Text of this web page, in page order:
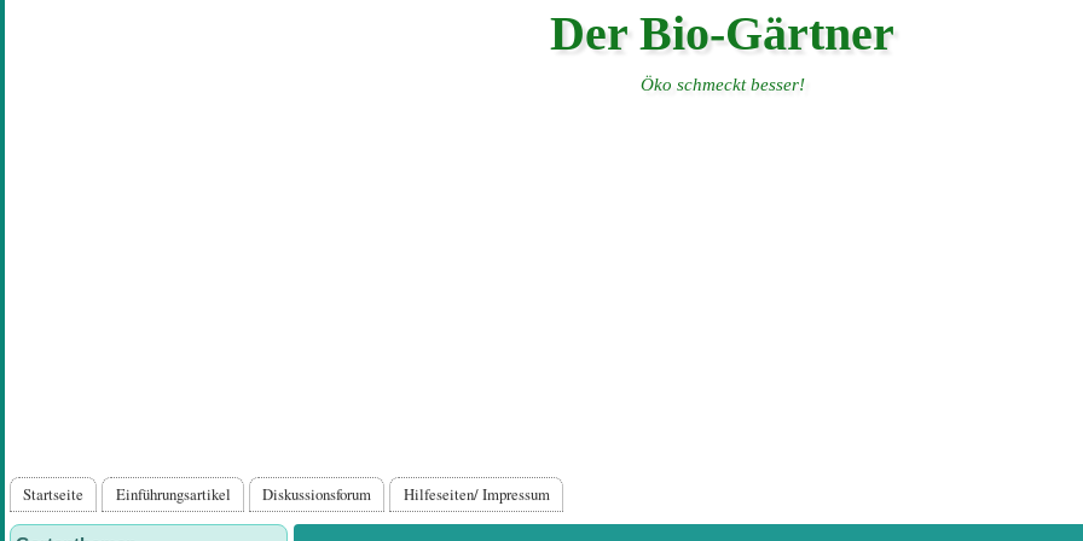
Der Bio-Gärtner
Öko schmeckt besser!
Hauptnavigation
Startseite Einführungsartikel Diskussionsforum Hilfeseiten/ Impressum